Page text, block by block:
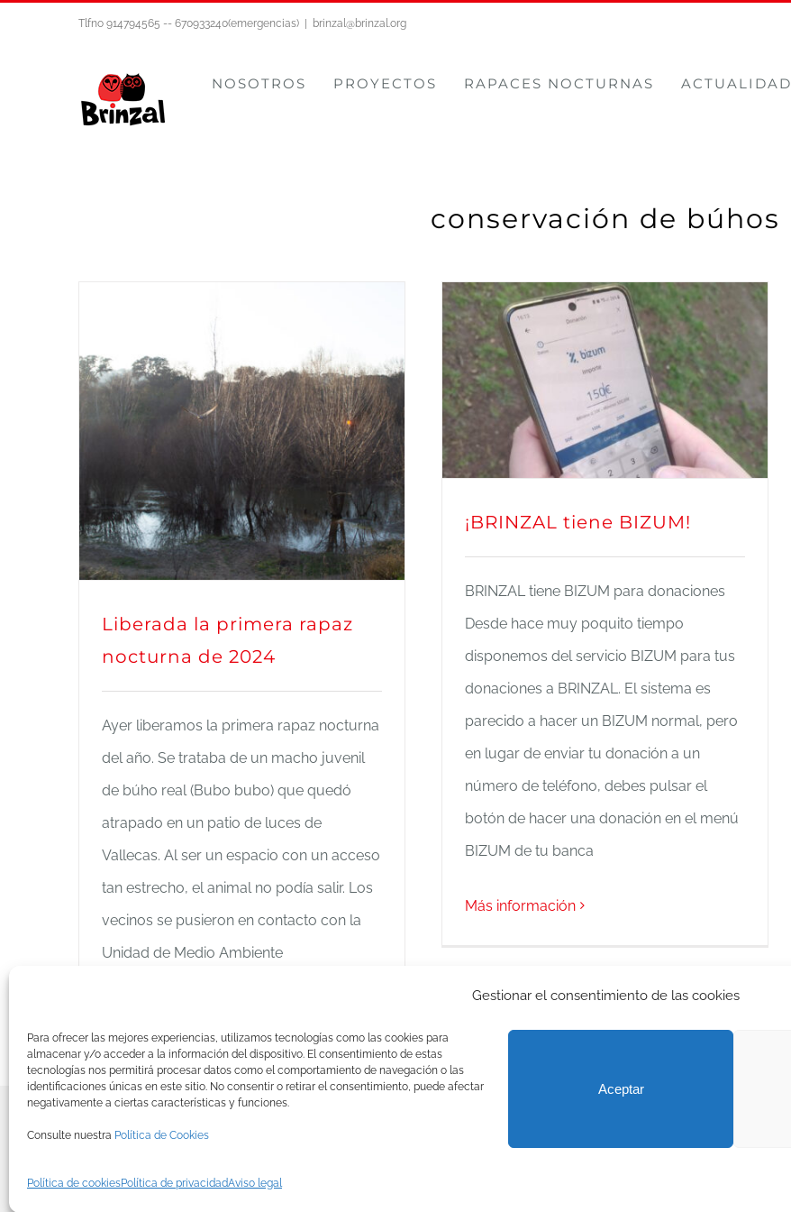
Gestionar el consentimiento de las cookies
Para ofrecer las mejores experiencias, utilizamos tecnologías como las cookies para
almacenar y/o acceder a la información del dispositivo. El consentimiento de estas
tecnologías nos permitirá procesar datos como el comportamiento de navegación o las
identificaciones únicas en este sitio. No consentir o retirar el consentimiento, puede afectar
negativamente a ciertas características y funciones.
Consulte nuestra Política de Cookies
Aceptar
Política de cookiesPolítica de privacidadAviso legal
Tlfno 914794565 -- 670933240(emergencias) brinzal@brinzal.org
NOSOTROS PROYECTOS RAPACES NOCTURNAS ACTUALIDAD
conservación de búhos
Liberada la primera rapaz
nocturna de 2024
Liberada la primera rapaz
nocturna de 2024
Ayer liberamos la primera rapaz nocturna
del año. Se trataba de un macho juvenil
de búho real (Bubo bubo) que quedó
atrapado en un patio de luces de
Vallecas. Al ser un espacio con un acceso
tan estrecho, el animal no podía salir. Los
vecinos se pusieron en contacto con la
Unidad de Medio Ambiente
¡BRINZAL tiene BIZUM!
¡BRINZAL tiene BIZUM!
BRINZAL tiene BIZUM para donaciones
Desde hace muy poquito tiempo
disponemos del servicio BIZUM para tus
donaciones a BRINZAL. El sistema es
parecido a hacer un BIZUM normal, pero
en lugar de enviar tu donación a un
número de teléfono, debes pulsar el
botón de hacer una donación en el menú
BIZUM de tu banca
Más información